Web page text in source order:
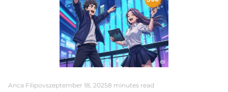
Anca Filipovszeptember 18, 20258 minutes read